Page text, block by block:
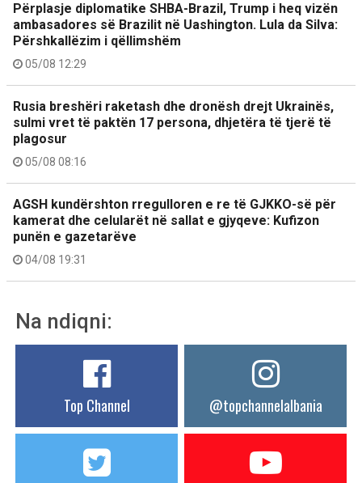
Përplasje diplomatike SHBA-Brazil, Trump i heq vizën
ambasadores së Brazilit në Uashington. Lula da Silva:
Përshkallëzim i qëllimshëm
05/08 12:29
Rusia breshëri raketash dhe dronësh drejt Ukrainës,
sulmi vret të paktën 17 persona, dhjetëra të tjerë të
plagosur
05/08 08:16
AGSH kundërshton rregulloren e re të GJKKO-së për
kamerat dhe celularët në sallat e gjyqeve: Kufizon
punën e gazetarëve
04/08 19:31
Na ndiqni:
Top Channel @topchannelalbania